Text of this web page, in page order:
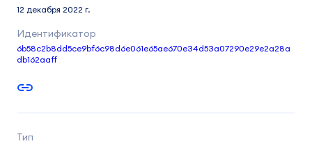
12 декабря 2022 г.
6b58c2b8dd5ce9bf6c98d6e061e65ae670e34d53a07290e29e2a28a
db162aaff